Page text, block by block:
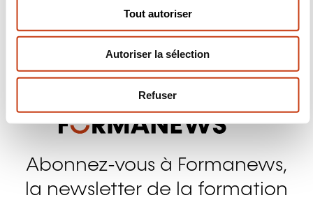
n
Tout autoriser
Autoriser la sélection
Refuser
Nous contacter
Abonnez-vous à Formanews,
la newsletter de la formation